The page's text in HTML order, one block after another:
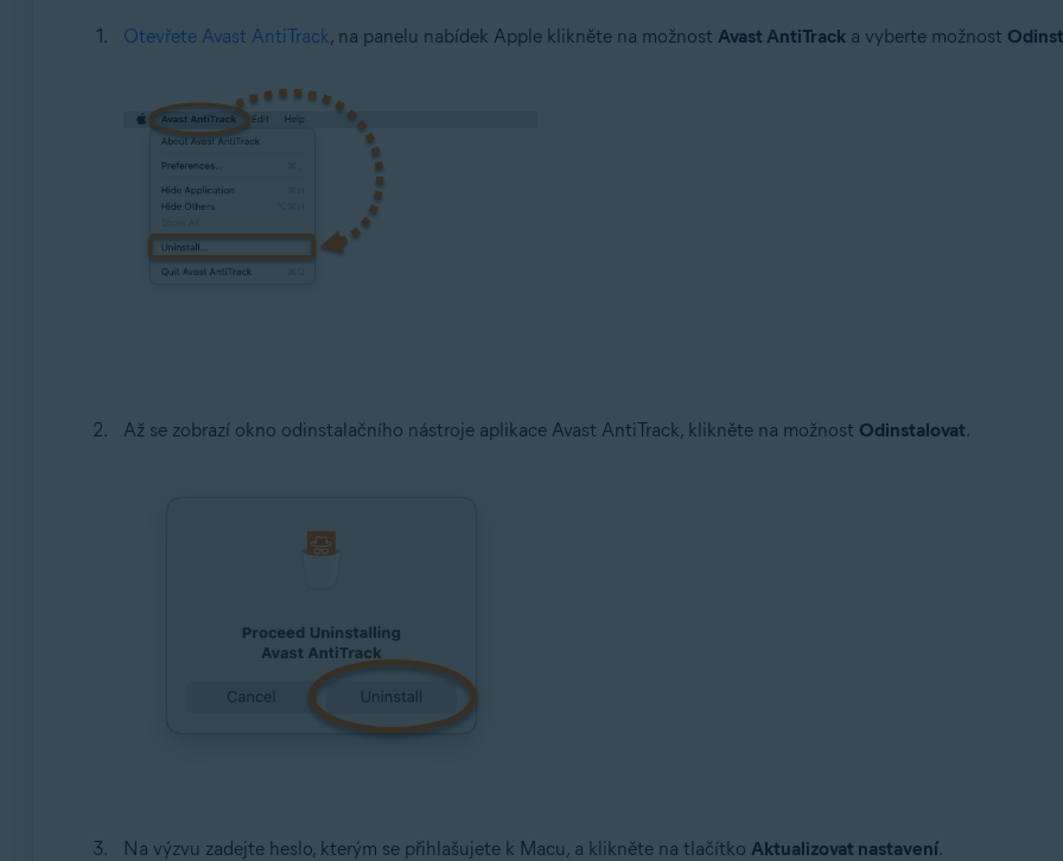
Otevřete Avast AntiTrack, na panelu nabídek Apple klikněte na možnost Avast AntiTracka vyberte možnost
Až se zobrazí okno odinstalačního nástroje aplikace Avast AntiTrack, klikněte na možnost Odinstalovat.
Na výzvu zadejte heslo, kterým se přihlašujete k Macu, a klikněte na tlačítko Aktualizovat nastavení.